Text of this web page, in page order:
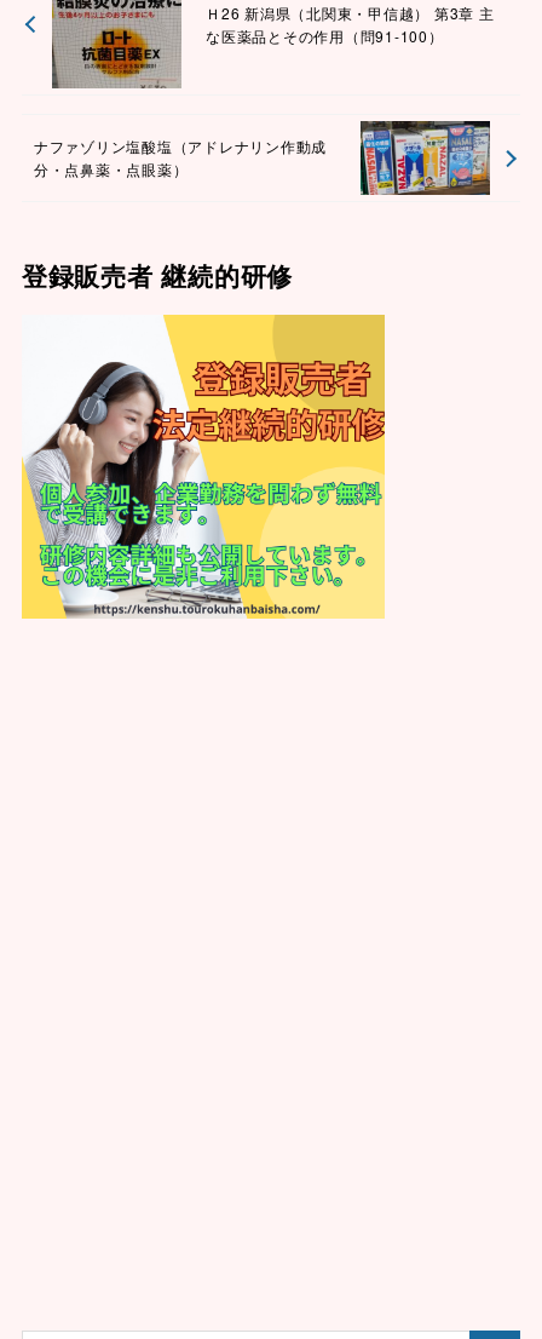
Ｈ26 新潟県（北関東・甲信越） 第3章 主
な医薬品とその作用（問91-100）
ナファゾリン塩酸塩（アドレナリン作動成
分・点鼻薬・点眼薬）
登録販売者 継続的研修